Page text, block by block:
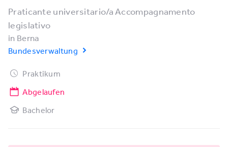
Praticante universitario/a Accompagnamento
legislativo
in Berna
Bundesverwaltung
Praktikum
Abgelaufen
Bachelor